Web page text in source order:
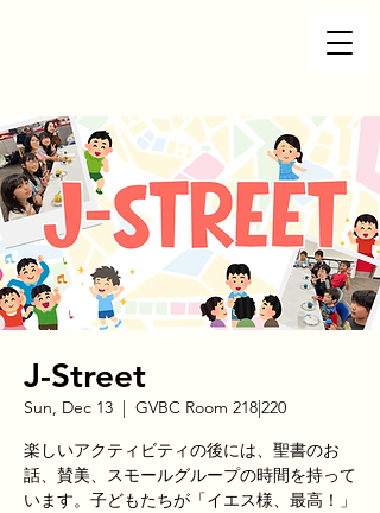
J-Street
Sun, Dec 13
  |
GVBC Room 218|220
楽しいアクティビティの後には、聖書のお
話、賛美、スモールグループの時間を持って
います。子どもたちが「イエス様、最高！」